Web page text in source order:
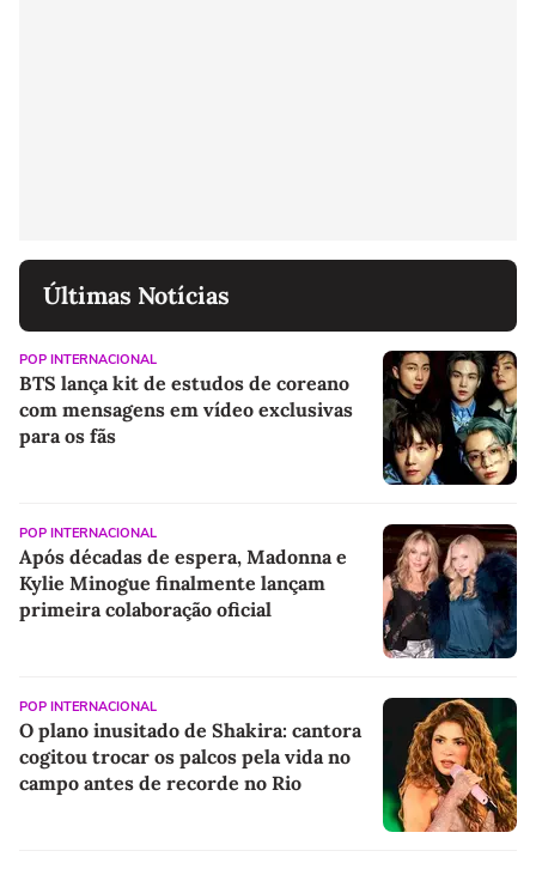
Últimas Notícias
POP INTERNACIONAL
BTS lança kit de estudos de coreano
com mensagens em vídeo exclusivas
para os fãs
POP INTERNACIONAL
Após décadas de espera, Madonna e
Kylie Minogue finalmente lançam
primeira colaboração oficial
POP INTERNACIONAL
O plano inusitado de Shakira: cantora
cogitou trocar os palcos pela vida no
campo antes de recorde no Rio